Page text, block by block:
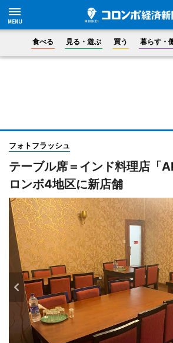
食べる 見る・遊ぶ 買う 暮らす・
フォトフラッシュ
テーブル席＝インド料理店「
ロンボ4地区に新店舗